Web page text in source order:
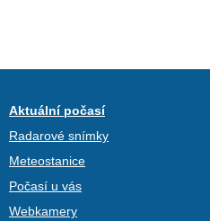
Aktuální počasí
Radarové snímky
Meteostanice
Počasí u vás
Webkamery